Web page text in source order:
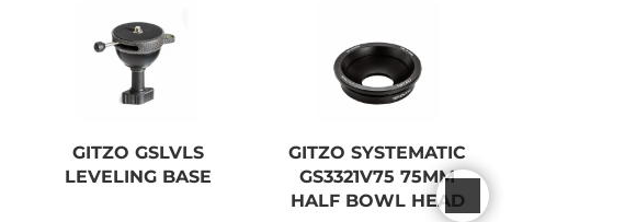
GITZO GSLVLS
LEVELING BASE
GITZO SYSTEMATIC
GS3321V75 75MM
HALF BOWL HEAD